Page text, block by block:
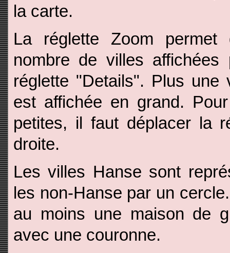
la carte.
La réglette Zoom
nombre de villes
réglette "Details". Plus
est affichée en grand.
petites, il faut déplacer la
droite.
Les villes Hanse sont
les non-Hanse par un
au moins une maison de
avec une couronne.